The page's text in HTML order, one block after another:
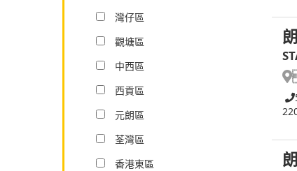
灣仔區
觀塘區
中西區
西貢區
元朗區
荃灣區
香港東區